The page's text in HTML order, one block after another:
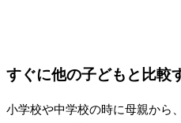
すぐに他の子どもと比較
小学校や中学校の時に母親から